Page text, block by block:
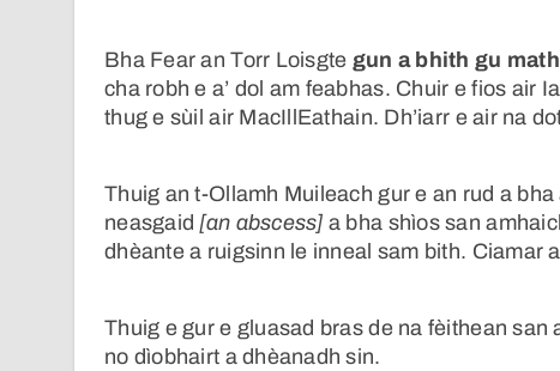
Bha Fear an Torr Loisgte gun a bhith gu math
cha robh e a’ dol am feabhas. Chuir e fios air
thug e sùil air MacIllEathain. Dh’iarr e air na
Thuig an t-Ollamh Muileach gur e an rud a
neasgaid [an abscess] a bha shìos san
dhèante a ruigsinn le inneal sam bith. Ciamar
Thuig e gur e gluasad bras de na fèithean san
no dìobhairt a dhèanadh sin.